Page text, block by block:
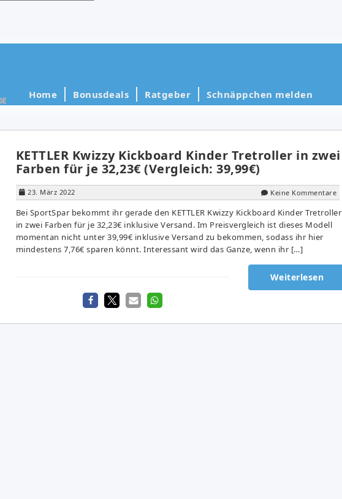
Home Bonusdeals Ratgeber Schnäppchen melden
KETTLER Kwizzy Kickboard Kinder Tretroller in zwei
Farben für je 32,23€ (Vergleich: 39,99€)
23. März 2022 Keine Kommentare
Bei SportSpar bekommt ihr gerade den KETTLER Kwizzy Kickboard Kinder Tretroller
in zwei Farben für je 32,23€ inklusive Versand. Im Preisvergleich ist dieses Modell
momentan nicht unter 39,99€ inklusive Versand zu bekommen, sodass ihr hier
mindestens 7,76€ sparen könnt. Interessant wird das Ganze, wenn ihr […]
Weiterlesen